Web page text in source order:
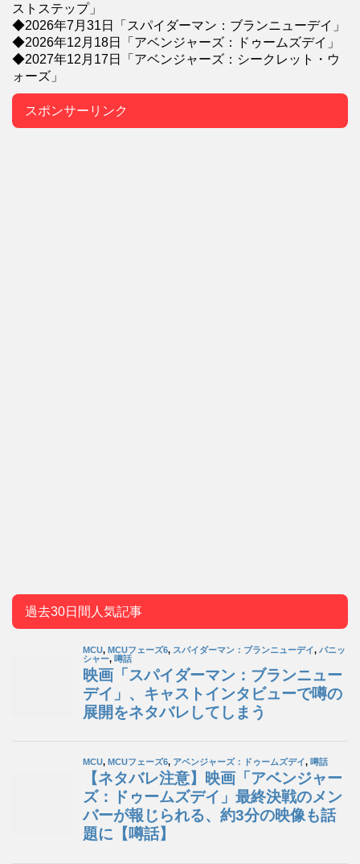
ストステップ」
◆2026年7月31日「スパイダーマン：ブランニューデイ」
◆2026年12月18日「アベンジャーズ：ドゥームズデイ」
◆2027年12月17日「アベンジャーズ：シークレット・ウ
ォーズ」
スポンサーリンク
過去30日間人気記事